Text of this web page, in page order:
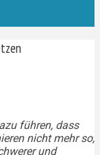
führen, dass
nicht mehr so,
und